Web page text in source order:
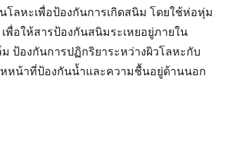
ลหะเพื่อป้องกันการเกิดสนิม โดยใช้ห่อหุ่ม
อให้สารป้องกันสนิมระเหยอยู่ภายใน
ป้องกันการปฏิกริยาระหว่างผิวโลหะกับ
หน้าที่ป้องกันน้ำและความชื้นอยู่ด้านนอก